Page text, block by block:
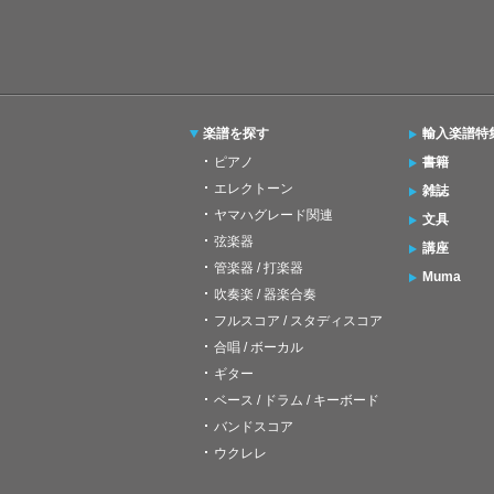
楽譜を探す
ピアノ
エレクトーン
ヤマハグレード関連
弦楽器
管楽器 / 打楽器
吹奏楽 / 器楽合奏
フルスコア / スタディスコア
合唱 / ボーカル
ギター
ベース / ドラム / キーボード
バンドスコア
ウクレレ
輸入楽譜特
書籍
雑誌
文具
講座
Muma